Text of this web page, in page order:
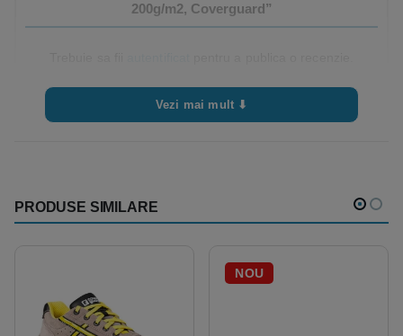
200g/m2, Coverguard”
Vezi mai mult ⬇
PRODUSE SIMILARE
NOU